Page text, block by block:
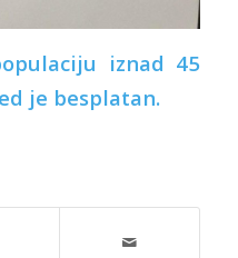
iznad 45
je besplatan.